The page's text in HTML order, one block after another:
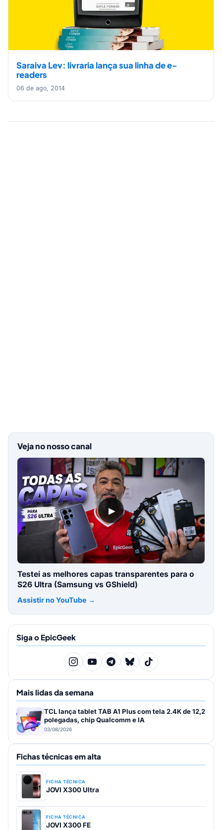
Saraiva Lev: livraria lança sua linha de e-
readers
06 de ago, 2014
Veja no nosso canal
▶
Testei as melhores capas transparentes para o
S26 Ultra (Samsung vs GShield)
Assistir no YouTube →
Siga o EpicGeek
Mais lidas da semana
TCL lança tablet TAB A1 Plus com tela 2.4K de 12,2
polegadas, chip Qualcomm e IA
03/08/2026
Fichas técnicas em alta
FICHA TÉCNICA
JOVI X300 Ultra
FICHA TÉCNICA
JOVI X300 FE